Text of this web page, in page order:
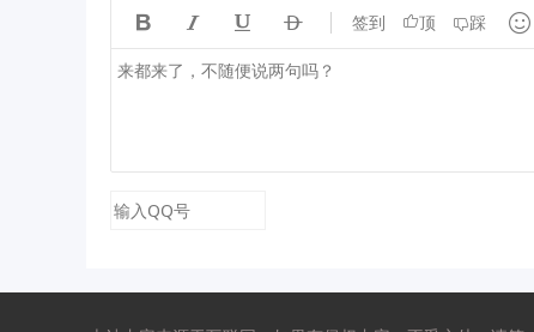
    签到 顶 踩 